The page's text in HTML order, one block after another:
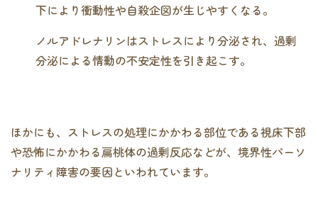
下により衝動性や自殺企図が生じやすくなる。
ノルアドレナリンはストレスにより分泌され、過剰
分泌による情動の不安定性を引き起こす。
ほかにも、ストレスの処理にかかわる部位である視床下部
や恐怖にかかわる扁桃体の過剰反応などが、境界性パーソ
ナリティ障害の要因といわれています。